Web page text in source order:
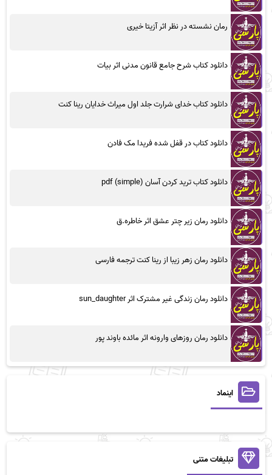
رمان نشسته در نظر اثر آزیتا خیری
دانلود کتاب شرح جامع قانون مدنی اثر بیات
دانلود کتاب خدای شرارت جلد اول میراث خدایان رینا کنت
دانلود کتاب در قفل شده فریدا مک فادن
دانلود کتاب ترید کردن آسان (simple) pdf
دانلود رمان زیر چتر عشق اثر خاطره.ق
دانلود رمان زهر زیبا از رینا کنت ترجمه فارسی
دانلود رمان زندگی غیر مشترک اثر sun_daughter
دانلود رمان روزهای وارونه اثر مائده باوند پور
اینماد
تبلیغات متنی